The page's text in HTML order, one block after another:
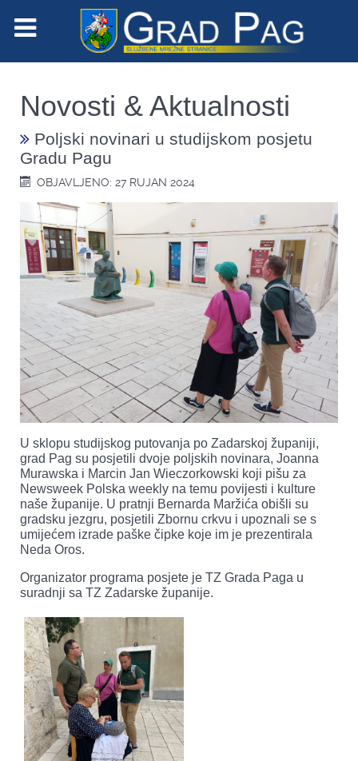
Novosti & Aktualnosti
Poljski novinari u studijskom posjetu
Gradu Pagu
OBJAVLJENO: 27 RUJAN 2024
U sklopu studijskog putovanja po Zadarskoj županiji,
grad Pag su posjetili dvoje poljskih novinara, Joanna
Murawska i Marcin Jan Wieczorkowski koji pišu za
Newsweek Polska weekly na temu povijesti i kulture
naše županije. U pratnji Bernarda Maržića obišli su
gradsku jezgru, posjetili Zbornu crkvu i upoznali se s
umijećem izrade paške čipke koje im je prezentirala
Neda Oros.
Organizator programa posjete je TZ Grada Paga u
suradnji sa TZ Zadarske županije.